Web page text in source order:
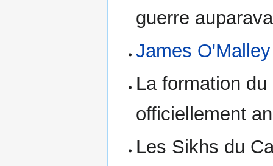
guerre
James O'Malley
La formation
officiellement
Les Sikhs du